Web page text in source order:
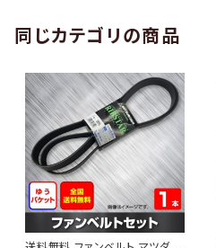
同じカテゴリの商品